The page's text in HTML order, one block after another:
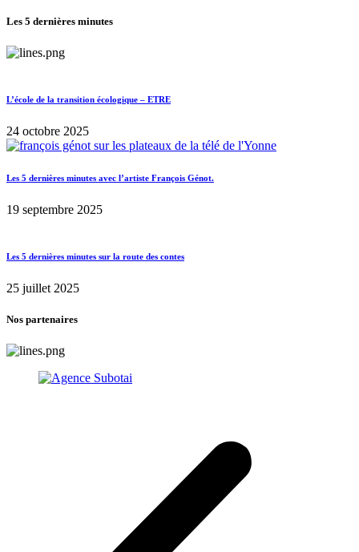
Les 5 dernières minutes
L’école de la transition écologique – ETRE
24 octobre 2025
Les 5 dernières minutes avec l’artiste François Génot.
19 septembre 2025
Les 5 dernières minutes sur la route des contes
25 juillet 2025
Nos partenaires